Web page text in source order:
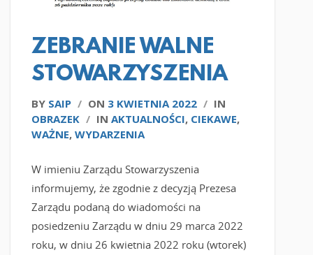
ZEBRANIE WALNE
STOWARZYSZENIA
BY SAIP / ON 3 KWIETNIA 2022 / IN
OBRAZEK / IN AKTUALNOŚCI, CIEKAWE,
WAŻNE, WYDARZENIA
W imieniu Zarządu Stowarzyszenia
informujemy, że zgodnie z decyzją Prezesa
Zarządu podaną do wiadomości na
posiedzeniu Zarządu w dniu 29 marca 2022
roku, w dniu 26 kwietnia 2022 roku (wtorek)